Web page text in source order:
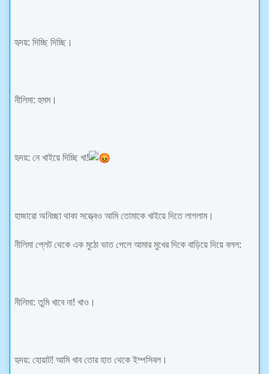
হৃদয়: দিচ্ছি দিচ্ছি।
নীলিমা: হুমম।
হৃদয়: নে খাইয়ে দিচ্ছি খা!
হাজারো অনিচ্ছা থাকা সত্ত্বেও আমি তোমাকে খাইয়ে দিতে লাগলাম।
নীলিমা প্লেট থেকে এক মুঠো ভাত পেলে আমার মুখের দিকে বাড়িয়ে দিয়ে বলল:
নীলিমা: তুমি খাবে না! খাও।
হৃদয়: হোয়াট! আমি খাব তোর হাত থেকে ইম্পসিবল।